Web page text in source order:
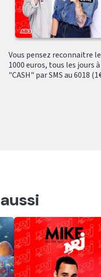
Vous pensez reconnaitre
1000 euros, tous les jours
"CASH" par SMS au 6018